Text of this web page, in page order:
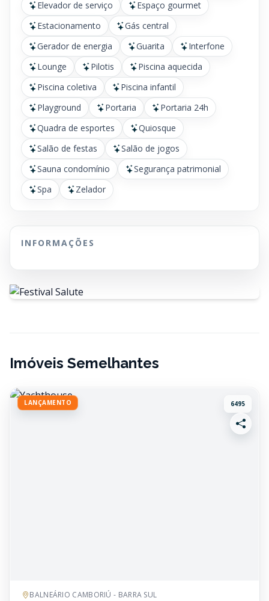
Elevador de serviço
Espaço gourmet
Estacionamento
Gás central
Gerador de energia
Guarita
Interfone
Lounge
Pilotis
Piscina aquecida
Piscina coletiva
Piscina infantil
Playground
Portaria
Portaria 24h
Quadra de esportes
Quiosque
Salão de festas
Salão de jogos
Sauna condomínio
Segurança patrimonial
Spa
Zelador
INFORMAÇÕES
Imóveis Semelhantes
LANÇAMENTO 6495
BALNEÁRIO CAMBORIÚ - BARRA SUL